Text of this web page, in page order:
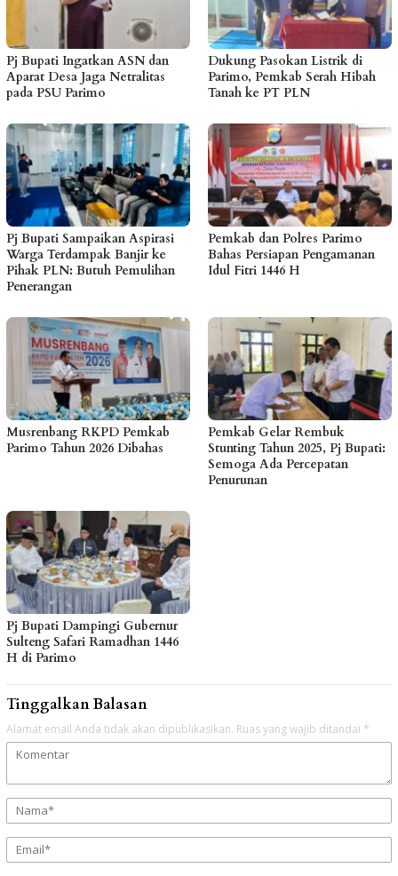
Pj Bupati Ingatkan ASN dan
Aparat Desa Jaga Netralitas
pada PSU Parimo
Dukung Pasokan Listrik di
Parimo, Pemkab Serah Hibah
Tanah ke PT PLN
Pj Bupati Sampaikan Aspirasi
Warga Terdampak Banjir ke
Pihak PLN: Butuh Pemulihan
Penerangan
Pemkab dan Polres Parimo
Bahas Persiapan Pengamanan
Idul Fitri 1446 H
Musrenbang RKPD Pemkab
Parimo Tahun 2026 Dibahas
Pemkab Gelar Rembuk
Stunting Tahun 2025, Pj Bupati:
Semoga Ada Percepatan
Penurunan
Pj Bupati Dampingi Gubernur
Sulteng Safari Ramadhan 1446
H di Parimo
Tinggalkan Balasan
Alamat email Anda tidak akan dipublikasikan. Ruas yang wajib ditandai *